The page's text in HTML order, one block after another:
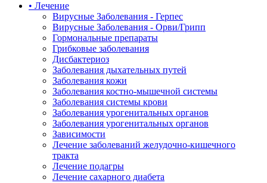
• Лечение
Вирусные Заболевания - Герпес
Вирусные Заболевания - Орви/Грипп
Гормональные препараты
Грибковые заболевания
Дисбактериоз
Заболевания дыхательных путей
Заболевания кожи
Заболевания костно-мышечной системы
Заболевания системы крови
Заболевания урогенитальных органов
Заболевания урогенитальных органов
Зависимости
Лечение заболеваний желудочно-кишечного
тракта
Лечение подагры
Лечение сахарного диабета